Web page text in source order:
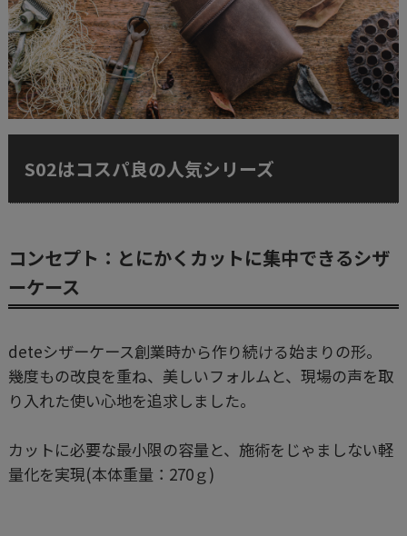
S02はコスパ良の人気シリーズ
コンセプト：とにかくカットに集中できるシザ
ーケース
deteシザーケース創業時から作り続ける始まりの形。
幾度もの改良を重ね、美しいフォルムと、現場の声を取
り入れた使い心地を追求しました。
カットに必要な最小限の容量と、施術をじゃましない軽
量化を実現(本体重量：270ｇ)